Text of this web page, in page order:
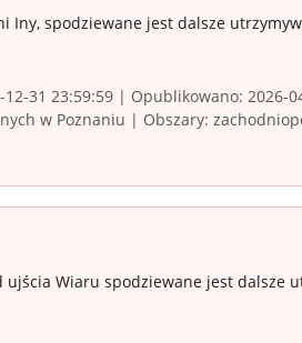
spodziewane jest dalsze
31 23:59:59 | Opublikowano: 2026-
w Poznaniu | Obszary:
Wiaru spodziewane jest dalsze